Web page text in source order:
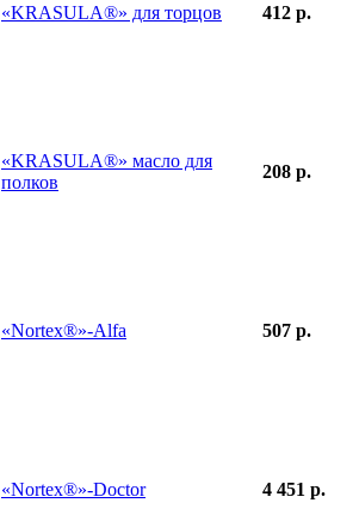
«KRASULA®» для торцов 412 р.
«KRASULA®» масло для
полков
208 р.
«Nortex®»-Alfa 507 р.
«Nortex®»-Doctor 4 451 р.